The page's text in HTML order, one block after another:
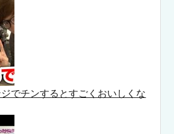
でチンするとすごくおいしくな